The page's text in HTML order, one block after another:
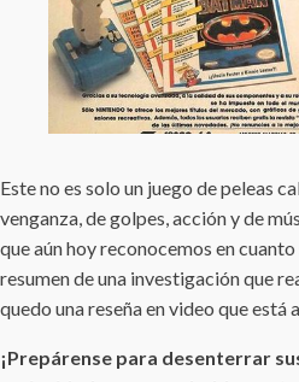
Este no es solo un juego de peleas
venganza, de golpes, acción y de
que aún hoy reconocemos en
resumen de una investigación que
quedo una reseña en video que está
¡Prepárense para desenterrar